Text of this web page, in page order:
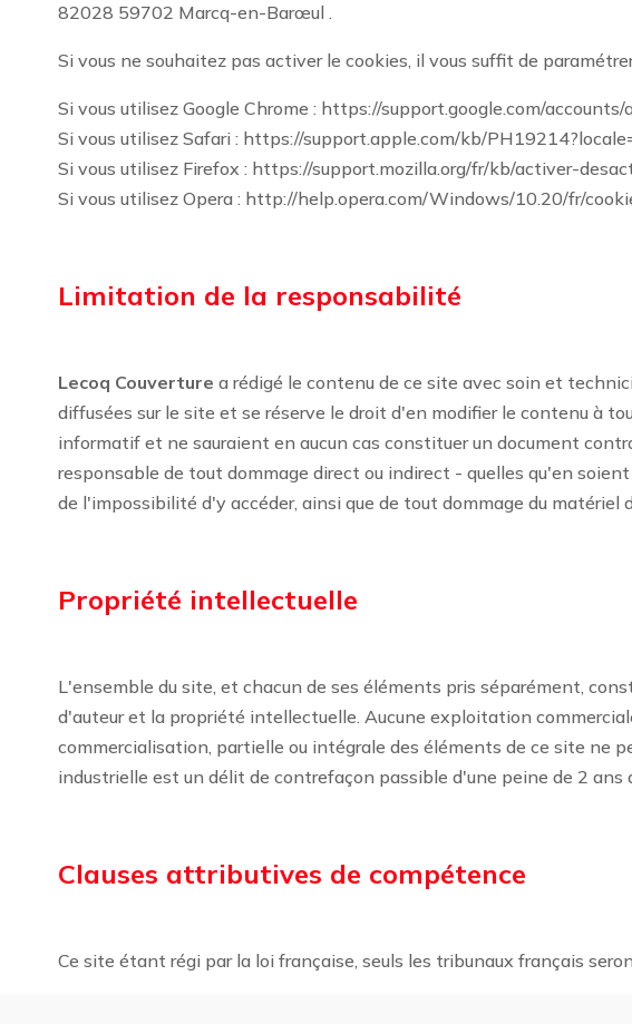
82028 59702 Marcq-en-Barœul .
Si vous ne souhaitez pas activer le cookies, il vous suffit de
Si vous utilisez Google Chrome : https://support.google.com/
Si vous utilisez Safari : https://support.apple.com/kb/
Si vous utilisez Firefox : https://support.mozilla.org/fr/kb/activer-
Si vous utilisez Opera : http://help.opera.com/Windows/10.20/fr/
Limitation de la responsabilité
Lecoq Couverture a rédigé le contenu de ce site avec soin et
diffusées sur le site et se réserve le droit d'en modifier le contenu à
informatif et ne sauraient en aucun cas constituer un document
responsable de tout dommage direct ou indirect - quelles qu'en
de l'impossibilité d'y accéder, ainsi que de tout dommage du matériel
Propriété intellectuelle
L'ensemble du site, et chacun de ses éléments pris séparément,
d'auteur et la propriété intellectuelle. Aucune exploitation
commercialisation, partielle ou intégrale des éléments de ce site ne
industrielle est un délit de contrefaçon passible d'une peine de 2
Clauses attributives de compétence
Ce site étant régi par la loi française, seuls les tribunaux français